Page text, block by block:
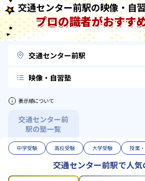
交通センター前駅の映像・自
プロの識者がおすす
交通センター前駅
映像・自習塾
表示順について
交通センター前
駅の塾一覧
中学受験 高校受験 大学受験 授業
交通センター前駅で人気